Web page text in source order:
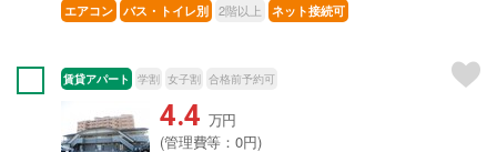
エアコン バス・トイレ別 2階以上 ネット接続可
賃貸アパート 学割 女子割 合格前予約可
4.4 万円
(管理費等：0円)